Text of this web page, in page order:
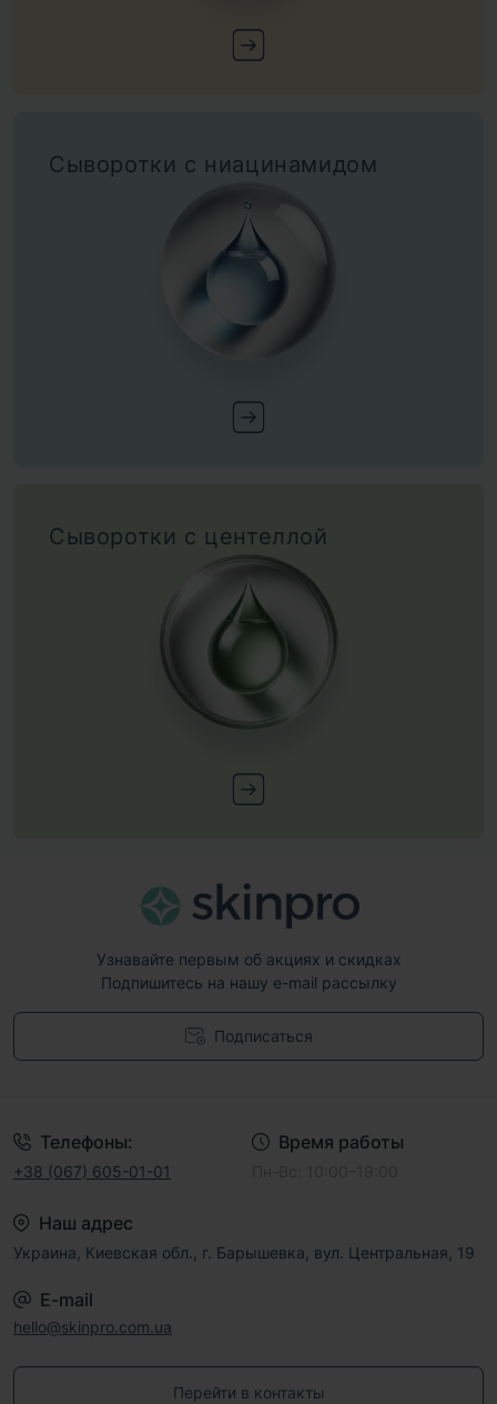
Сыворотки с ниацинамидом
Сыворотки с центеллой
Узнавайте первым об акциях и скидках
Подпишитесь на нашу e-mail рассылку
Подписаться
Телефоны:
+38 (067) 605-01-01
Время работы
Наш адрес
Украина, Киевская обл., г. Барышевка, вул. Центральная, 19
E-mail
hello@skinpro.com.ua
Перейти в контакты